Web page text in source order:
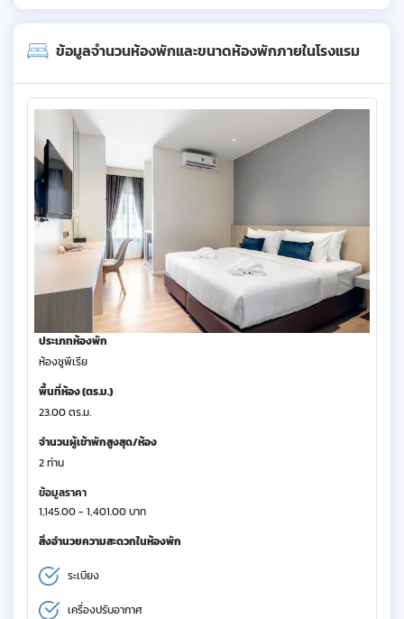
ข้อมูลจำนวนห้องพักและขนาดห้องพักภายในโรงแรม
ประเภทห้องพัก
ห้องซูพีเรีย
พื้นที่ห้อง (ตร.ม.)
23.00 ตร.ม.
จำนวนผู้เข้าพักสูงสุด/ห้อง
2 ท่าน
ข้อมูลราคา
1,145.00 - 1,401.00 บาท
สิ่งอำนวยความสะดวกในห้องพัก
ระเบียง
เครื่องปรับอากาศ